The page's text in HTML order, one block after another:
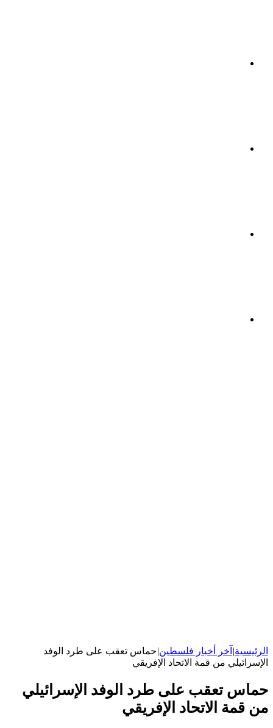
الرئيسية| آخر أخبار فلسطين|حماس تعقب على طرد الوفد
الإسرائيلي من قمة الاتحاد الإفريقي
حماس تعقب على طرد الوفد الإسرائيلي
من قمة الاتحاد الإفريقي